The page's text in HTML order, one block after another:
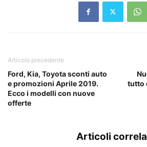
Articolo precedente
Ford, Kia, Toyota sconti auto
e promozioni Aprile 2019.
Ecco i modelli con nuove
offerte
tutto
Articoli